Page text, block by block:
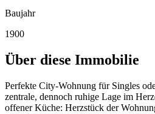
Baujahr
1900
Über diese Immobilie
Perfekte City-Wohnung für Singles
zentrale, dennoch ruhige Lage im
offener Küche: Herzstück der